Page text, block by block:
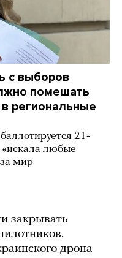
с выборов
помешать
региональные
21-
любые
мир
закрывать
дрона